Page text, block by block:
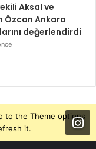
Aksal ve
Özcan Ankara
değerlendirdi
to the Theme options
it.